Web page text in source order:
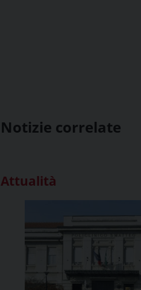
Notizie correlate
Attualità